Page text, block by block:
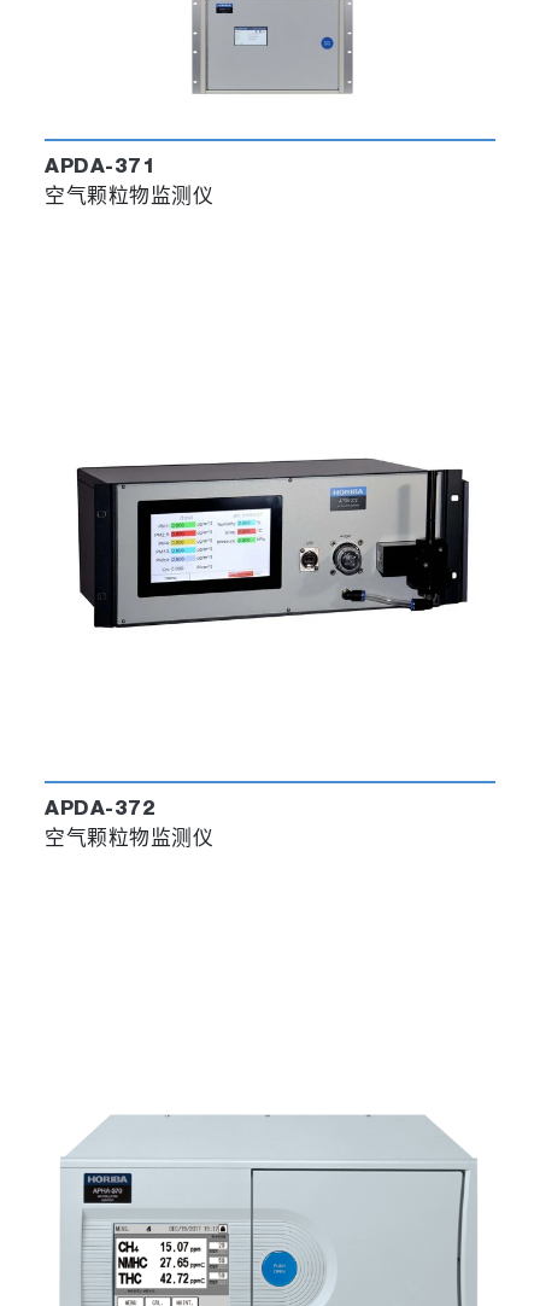
APDA-371
空气颗粒物监测仪
APDA-372
空气颗粒物监测仪